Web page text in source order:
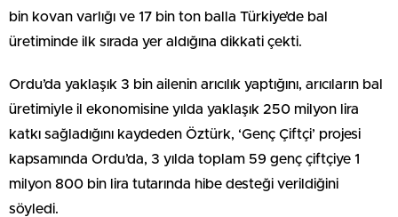
bin kovan varlığı ve 17 bin ton balla Türkiye’de bal
üretiminde ilk sırada yer aldığına dikkati çekti.
Ordu’da yaklaşık 3 bin ailenin arıcılık yaptığını, arıcıların bal
üretimiyle il ekonomisine yılda yaklaşık 250 milyon lira
katkı sağladığını kaydeden Öztürk, ‘Genç Çiftçi’ projesi
kapsamında Ordu’da, 3 yılda toplam 59 genç çiftçiye 1
milyon 800 bin lira tutarında hibe desteği verildiğini
söyledi.